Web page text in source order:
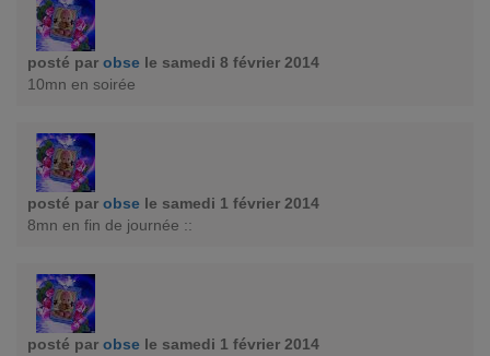
posté par obse le samedi 8 février 2014
10mn en soirée
posté par obse le samedi 1 février 2014
8mn en fin de journée ::
posté par obse le samedi 1 février 2014